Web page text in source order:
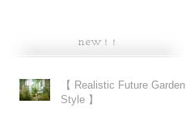
new ！！
【 Realistic Future Garden
Style 】